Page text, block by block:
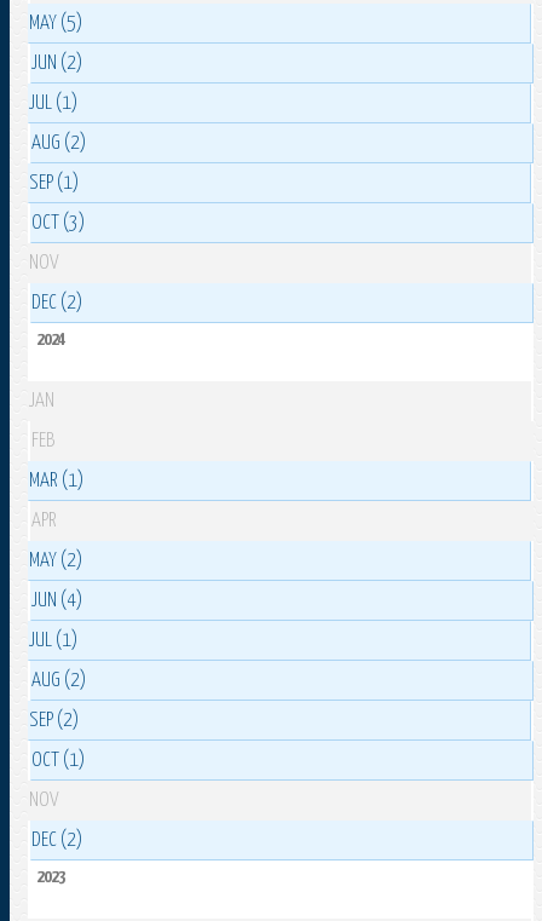
MAY (5)
JUN (2)
JUL (1)
AUG (2)
SEP (1)
OCT (3)
NOV
DEC (2)
2024
JAN
FEB
MAR (1)
APR
MAY (2)
JUN (4)
JUL (1)
AUG (2)
SEP (2)
OCT (1)
NOV
DEC (2)
2023